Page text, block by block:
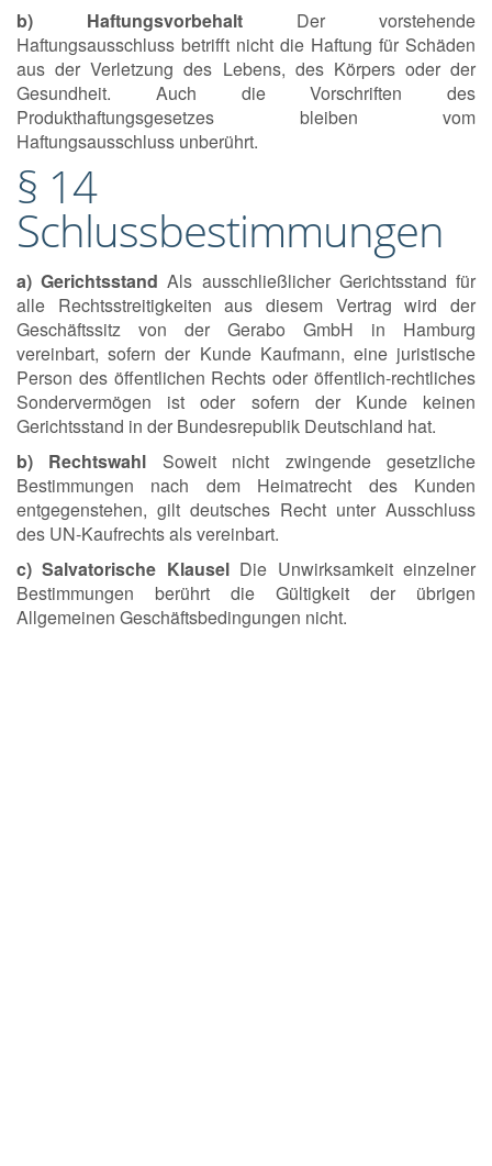
b) Haftungsvorbehalt Der vorstehende
Haftungsausschluss betrifft nicht die Haftung für Schäden
aus der Verletzung des Lebens, des Körpers oder der
Gesundheit. Auch die Vorschriften des
Produkthaftungsgesetzes bleiben vom
Haftungsausschluss unberührt.
§ 14
Schlussbestimmungen
a) Gerichtsstand Als ausschließlicher Gerichtsstand für
alle Rechtsstreitigkeiten aus diesem Vertrag wird der
Geschäftssitz von der Gerabo GmbH in Hamburg
vereinbart, sofern der Kunde Kaufmann, eine juristische
Person des öffentlichen Rechts oder öffentlich-rechtliches
Sondervermögen ist oder sofern der Kunde keinen
Gerichtsstand in der Bundesrepublik Deutschland hat.
b) Rechtswahl Soweit nicht zwingende gesetzliche
Bestimmungen nach dem Heimatrecht des Kunden
entgegenstehen, gilt deutsches Recht unter Ausschluss
des UN-Kaufrechts als vereinbart.
c) Salvatorische KlauselDie Unwirksamkeit einzelner
Bestimmungen berührt die Gültigkeit der übrigen
Allgemeinen Geschäftsbedingungen nicht.